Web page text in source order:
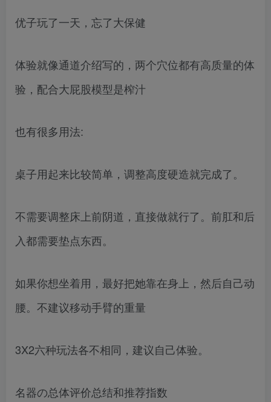
优子玩了一天，忘了大保健
体验就像通道介绍写的，两个穴位都有高质量的体
验，配合大屁股模型是榨汁
也有很多用法:
桌子用起来比较简单，调整高度硬造就完成了。
不需要调整床上前阴道，直接做就行了。前肛和后
入都需要垫点东西。
如果你想坐着用，最好把她靠在身上，然后自己动
腰。不建议移动手臂的重量
3X2六种玩法各不相同，建议自己体验。
名器の总体评价总结和推荐指数